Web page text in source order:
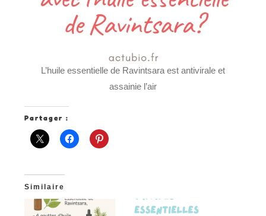
L’huile essentielle de Ravintsara est antivirale et
assainie l’air
Partager :
Similaire